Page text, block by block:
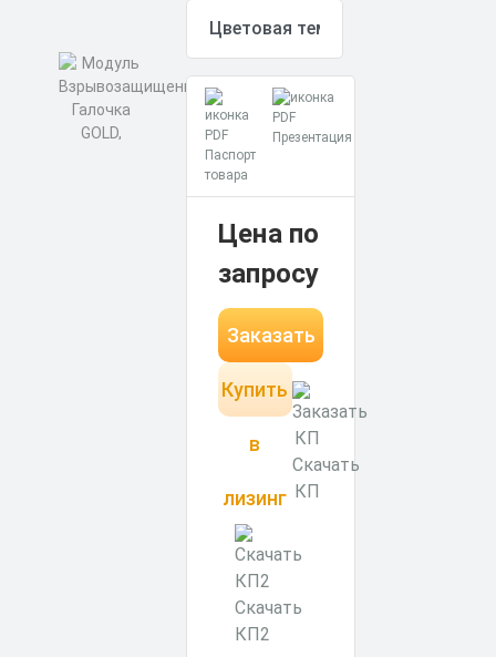
Паспорт
товара
Презентация
Цена по
запросу
Заказать
Купить
в
лизинг
Скачать
КП
Скачать
КП2